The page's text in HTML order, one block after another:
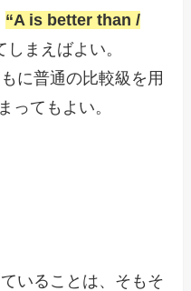
“A is better than /
まえばよい。
に普通の比較級を用
ってもよい。
いることは、そもそ